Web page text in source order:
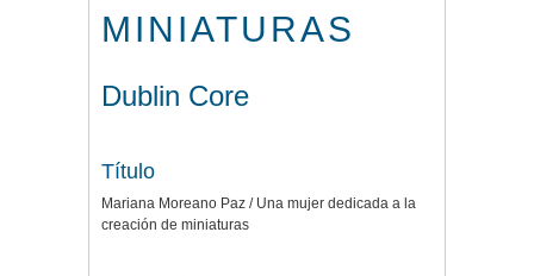
MINIATURAS
Dublin Core
Título
Mariana Moreano Paz / Una mujer dedicada a la
creación de miniaturas